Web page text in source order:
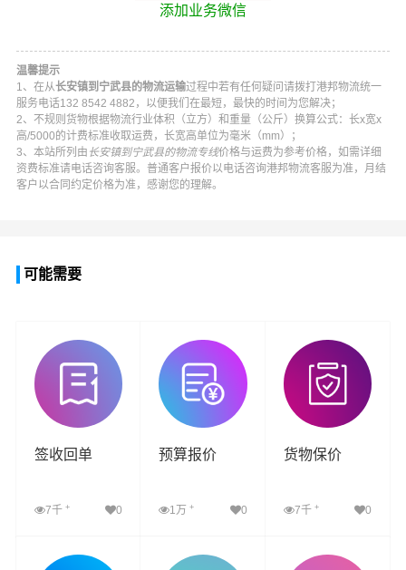
添加业务微信
温馨提示
1、在从长安镇到宁武县的物流运输过程中若有任何疑问请拨打 港邦物流统一
服务电话132 8542 4882 ，以便我们在最短，最快的时间为您解决；
2、不规则货物根据物流行业体积（立方）和重量（公斤）换算公式：长x宽x
高/5000的计费标准收取运费，长宽高单位为毫米（mm）；
3、本站所列由 长安镇到宁武县的物流专线价格与运费为参考价格，如需详细
资费标准请电话咨询客服。普通客户报价以电话咨询港邦物流客服为准，月结
客户以合同约定价格为准，感谢您的理解。
可能需要
签收回单
7千 + 0
查看详细
预算报价
1万+ 0
查看详细
货物保价
7千 + 0
查看详细